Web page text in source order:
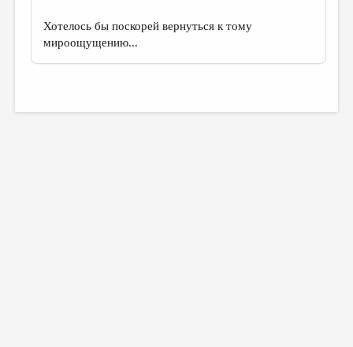
Хотелось бы поскорей вернуться к тому
мироощущению...